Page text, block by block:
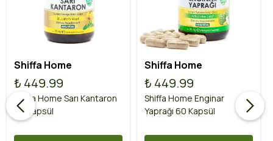
Shiffa Home
₺ 449.99
Shiffa Home Sarı Kantaron
60 Kapsül
Shiffa Home
₺ 449.99
Shiffa Home Enginar
Yaprağı 60 Kapsül